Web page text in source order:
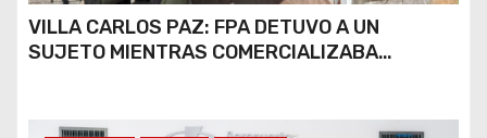
VILLA CARLOS PAZ: FPA DETUVO A UN
SUJETO MIENTRAS COMERCIALIZABA